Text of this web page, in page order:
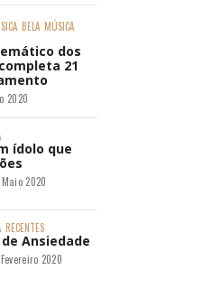
BELA MÚSICA
dos
21
2020
ídolo que
2020
RECENTES
Ansiedade
2020